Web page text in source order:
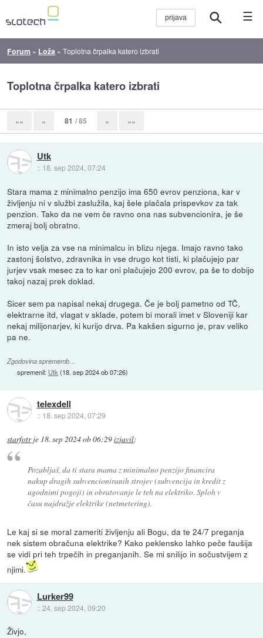
☰
Forum » Loža »Toplotna črpalka katero izbrati
Toplotna črpalka katero izbrati
«« « 81 / 85 » »»
Utk
:: 18. sep 2024, 07:24
Stara mama z minimalno penzijo ima 650 evrov penziona, kar v
življenju ni v službi zaslužila, kaj šele plačala prispevkov za tak
penzion. Tako da ne vem če ravno ona nas subvencionira, je še
zmeraj bolj obratno.
In isto velja za vse na minimalcu in blizu njega. Imajo ravno tako
zastonj šolstvo, zdravnika in vse drugo kot tisti, ki plačujejo par
jurjev vsak mesec za to kar oni plačujejo 200 evrov, pa še to dobijo
takoj nazaj prek doklad.
Sicer sem pa napisal nekaj drugega. Če je bolj pametno od TČ,
elektrarne itd, vlagat v sklade, potem bi morali imet v Sloveniji kar
nekaj milijonarjev, ki kurijo drva. Pa kakšen sigurno je, prav veliko
pa ne.
Zgodovina sprememb…
spremenil: Utk (18. sep 2024 ob 07:26)
telexdell
:: 18. sep 2024, 07:29
starfotrje 18. sep 2024 ob 06:29izjavil:
Pozabljaš, da ti stara mama z minimalno penzijo financira
nakup dragih subvencioniranih strojev (subvencija in kredit z
ugodnimi pogoji) in obratovanje le teh na elektriko. Sploh v
času najdražje elektrike (netmetering).
Le kaj si se moral zameriti življenju ali Bogu, da te 24/7 preganja
nek sistem obračuna elektrike? Kako peklensko lahko peče faušija
se vidi pri teh trpečih in preganjanih. Se mi snilijo in sočustvijem z
njimi.
Lurker99
::24. sep 2024, 09:20
Živjo,